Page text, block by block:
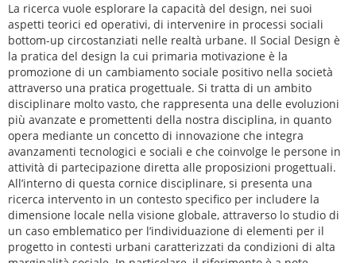
La ricerca vuole esplorare la capacità del design, nei suoi
aspetti teorici ed operativi, di intervenire in processi sociali
bottom-up circostanziati nelle realtà urbane. Il Social Design è
la pratica del design la cui primaria motivazione è la
promozione di un cambiamento sociale positivo nella società
attraverso una pratica progettuale. Si tratta di un ambito
disciplinare molto vasto, che rappresenta una delle evoluzioni
più avanzate e promettenti della nostra disciplina, in quanto
opera mediante un concetto di innovazione che integra
avanzamenti tecnologici e sociali e che coinvolge le persone in
attività di partecipazione diretta alle proposizioni progettuali.
All’interno di questa cornice disciplinare, si presenta una
ricerca intervento in un contesto specifico per includere la
dimensione locale nella visione globale, attraverso lo studio di
un caso emblematico per l’individuazione di elementi per il
progetto in contesti urbani caratterizzati da condizioni di alta